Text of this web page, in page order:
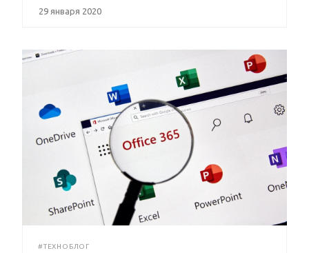
29 января 2020
#ТЕХНОБЛОГ